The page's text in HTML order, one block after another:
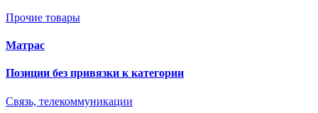
Прочие товары
Матрас
Позиции без привязки к категории
Связь, телекоммуникации